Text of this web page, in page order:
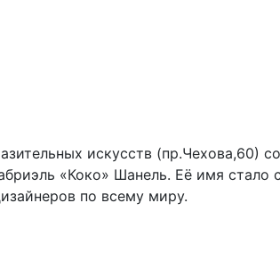
искусств (пр.Чехова,60)
«Коко» Шанель. Её имя стало
по всему миру.